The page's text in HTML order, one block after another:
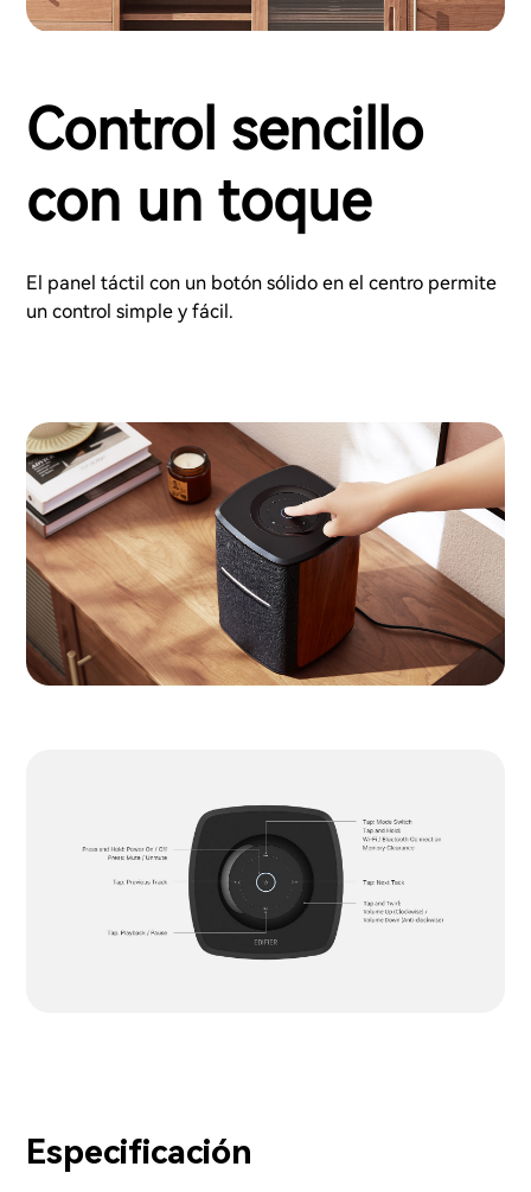
Control sencillo
con un toque
El panel táctil con un botón sólido en el centro permite
un control simple y fácil.
Especificación